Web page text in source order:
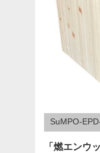
SuMPO-
「燃エンウ